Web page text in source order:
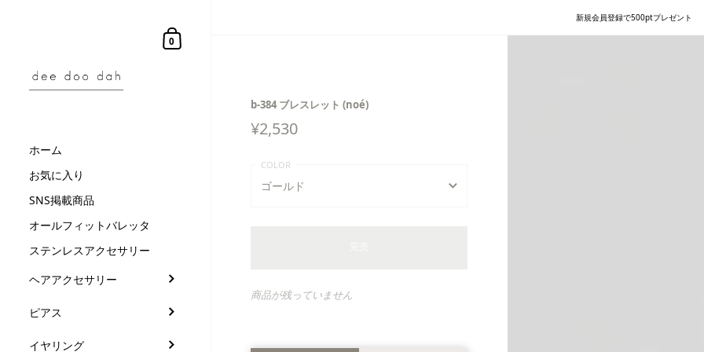
ショッピングカート
0
ホーム
お気に入り
SNS掲載商品
オールフィットバレッタ
ステンレスアクセサリー
ヘアアクセサリー
ピアス
イヤリング
新規会員登録で500ptプレゼント
b-384 ブレスレット (noé)
¥2,530
ゴールド
商品が残っていません